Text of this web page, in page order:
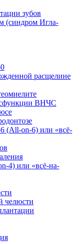
зубов
(синдром Игла-
расщелине
ВНЧС
(All-on-6) или «всё-
4) или «всё-на-
челюсти